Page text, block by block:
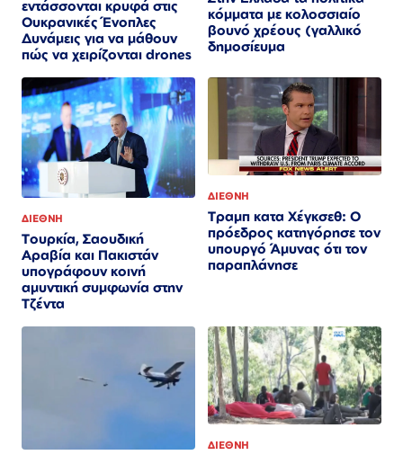
εντάσσονται κρυφά στις
Ουκρανικές Ένοπλες
Δυνάμεις για να μάθουν
πώς να χειρίζονται drones
κόμματα με κολοσσιαίο
βουνό χρέους (γαλλικό
δημοσίευμα
ΔΙΕΘΝΗ
Τουρκία, Σαουδική
Αραβία και Πακιστάν
υπογράφουν κοινή
αμυντική συμφωνία στην
Τζέντα
ΔΙΕΘΝΗ
Τραμπ κατα Χέγκσεθ: Ο
πρόεδρος κατηγόρησε τον
υπουργό Άμυνας ότι τον
παραπλάνησε
ΔΙΕΘΝΗ